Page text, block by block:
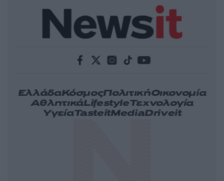
ΕλλάδαΚόσμοςΠολιτικήΟικονομία
ΑθλητικάLifestyleΤεχνολογία
ΥγείαTasteitMediaDriveit